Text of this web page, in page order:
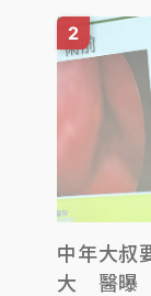
中年大叔
大 醫曝